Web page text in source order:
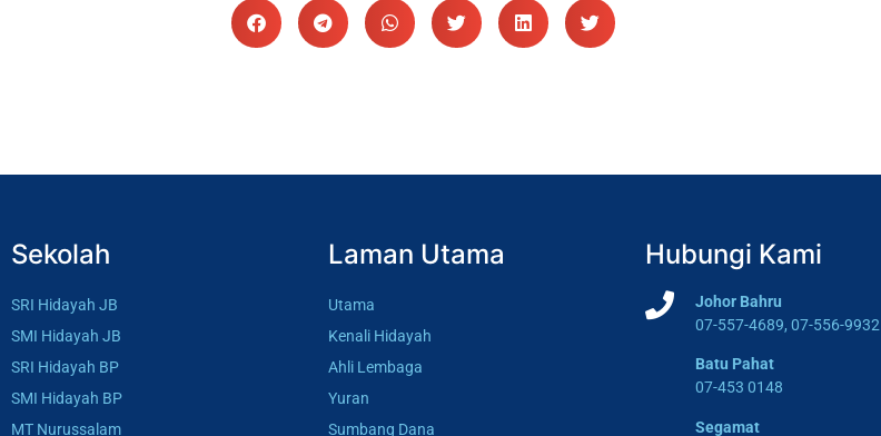
Sekolah
SRI Hidayah JB
SMI Hidayah JB
SRI Hidayah BP
SMI Hidayah BP
MT Nurussalam
Laman Utama
Utama
Kenali Hidayah
Ahli Lembaga
Yuran
Sumbang Dana
Hubungi Kami
Johor Bahru
07-557-4689, 07-556-9932
Batu Pahat
07-453 0148
Segamat